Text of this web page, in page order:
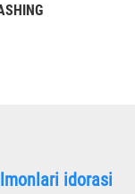
idorasi